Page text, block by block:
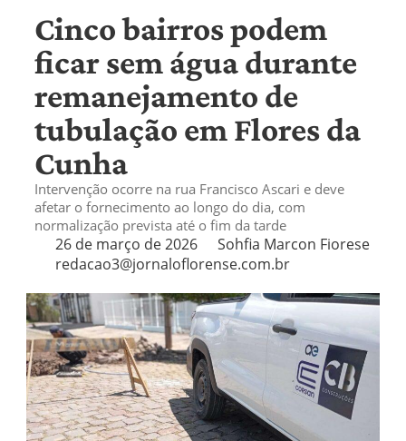
Cinco bairros podem
ficar sem água durante
remanejamento de
tubulação em Flores da
Cunha
Intervenção ocorre na rua Francisco Ascari e deve
afetar o fornecimento ao longo do dia, com
normalização prevista até o fim da tarde
26 de março de 2026
Sohfia Marcon Fiorese
redacao3@jornaloflorense.com.br